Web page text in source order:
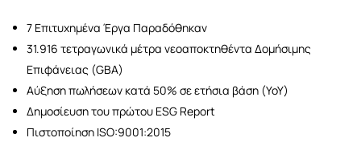
7 Επιτυχημένα Έργα Παραδόθηκαν
31.916 τετραγωνικά μέτρα νεοαποκτηθέντα Δομήσιμης
Επιφάνειας (GBA)
Αύξηση πωλήσεων κατά 50% σε ετήσια βάση (YoY)
Δημοσίευση του πρώτου ESG Report
Πιστοποίηση ISO:9001:2015